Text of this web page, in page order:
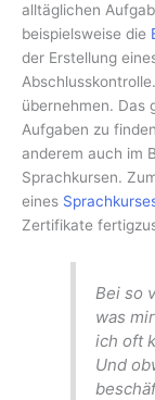
alltäglichen
beispielsweise die
der Erstellung
übernehmen. Das
Aufgaben zu
anderem auch im
Sprachkursen.
eines
Zertifikate
Bei so
was
ich oft
Und